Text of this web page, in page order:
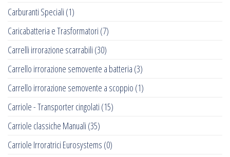
Carburanti Speciali (1)
Caricabatteria e Trasformatori (7)
Carrelli irrorazione scarrabili (30)
Carrello irrorazione semovente a batteria (3)
Carrello irrorazione semovente a scoppio (1)
Carriole - Transporter cingolati (15)
Carriole classiche Manuali (35)
Carriole Irroratrici Eurosystems (0)